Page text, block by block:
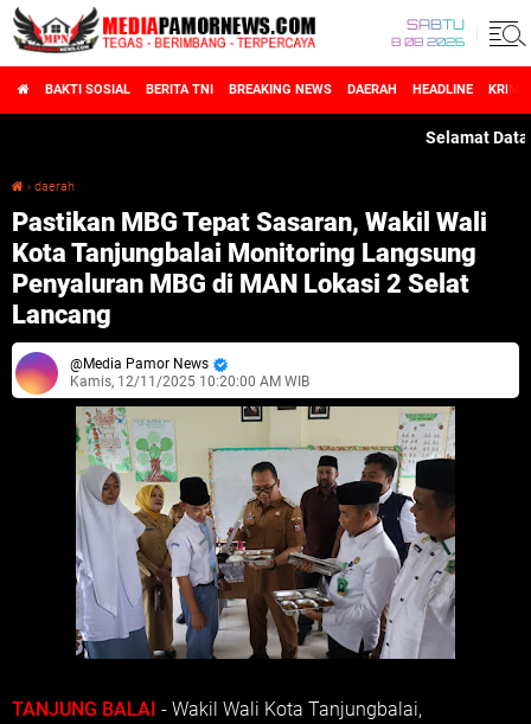
SABTU
8 08 2026
BAKTI SOSIAL BERITA TNI BREAKING NEWS DAERAH HEADLINE
Selamat Datang di
› daerah
Pastikan MBG Tepat Sasaran, Wakil Wali
Kota Tanjungbalai Monitoring Langsung
Penyaluran MBG di MAN Lokasi 2 Selat
Lancang
Media Pamor News
Kamis, 12/11/2025 10:20:00 AM WIB
TANJUNG BALAI - Wakil Wali Kota Tanjungbalai,